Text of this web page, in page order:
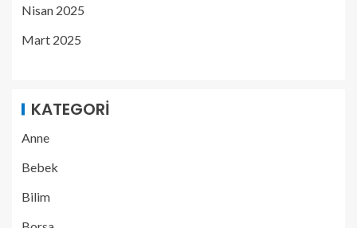
Nisan 2025
Mart 2025
KATEGORI
Anne
Bebek
Bilim